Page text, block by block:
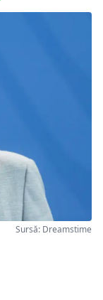
Sursă: Dreamstime